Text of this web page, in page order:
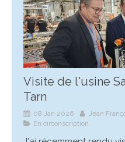
Visite de l'usine
Tarn
08 Jan 2026
Jean
En circonscription